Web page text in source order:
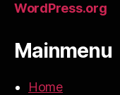
WordPress.org
Mainmenu
Home